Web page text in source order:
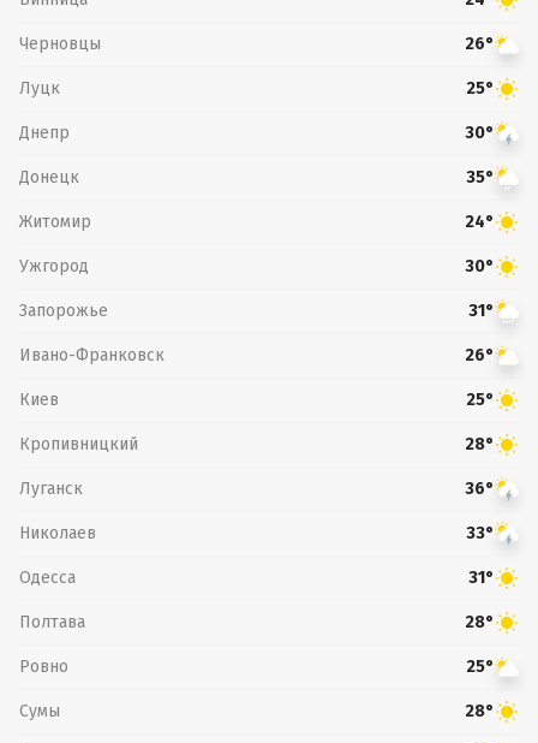
Черновцы 26°
Луцк 25°
Днепр 30°
Донецк 35°
Житомир 24°
Ужгород 30°
Запорожье 31°
Ивано-Франковск 26°
Киев 25°
Кропивницкий 28°
Луганск 36°
Николаев 33°
Одесса 31°
Полтава 28°
Ровно 25°
Сумы 28°